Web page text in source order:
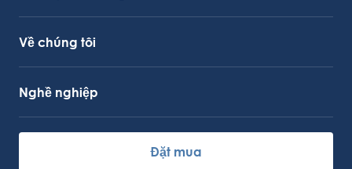
Về chúng tôi
Nghề nghiệp
Đặt mua